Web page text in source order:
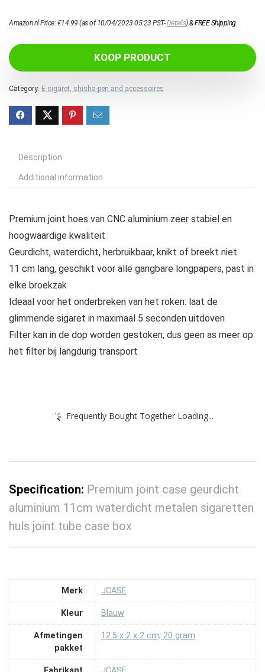
Amazon.nl Price:€14.99 (as of 10/04/2023 05:23 PST-Details)&FREE Shipping.
KOOP PRODUCT
Category: E-sigaret, shisha-pen and accessoires
Description
Additional information
Premium joint hoes van CNC aluminium zeer stabiel en
hoogwaardige kwaliteit
Geurdicht, waterdicht, herbruikbaar, knikt of breekt niet
11 cm lang, geschikt voor alle gangbare longpapers, past in
elke broekzak
Ideaal voor het onderbreken van het roken: laat de
glimmende sigaret in maximaal 5 seconden uitdoven
Filter kan in de dop worden gestoken, dus geen as meer op
het filter bij langdurig transport
Frequently Bought Together Loading...
Specification: Premium joint case geurdicht
aluminium 11cm waterdicht metalen sigaretten
huls joint tube case box
Merk ‎JCASE
Kleur ‎Blauw
Afmetingen
pakket
‎12.5 x 2 x 2 cm; 20 gram